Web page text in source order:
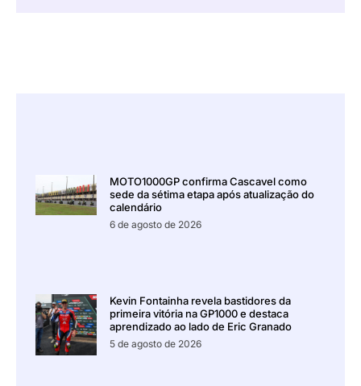
MOTO1000GP confirma Cascavel como
sede da sétima etapa após atualização do
calendário
6 de agosto de 2026
Kevin Fontainha revela bastidores da
primeira vitória na GP1000 e destaca
aprendizado ao lado de Eric Granado
5 de agosto de 2026